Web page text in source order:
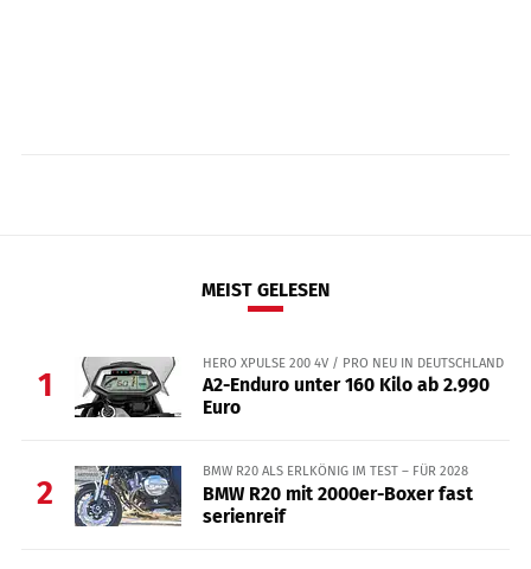
MEIST GELESEN
1
HERO XPULSE 200 4V / PRO NEU IN DEUTSCHLAND
A2-Enduro unter 160 Kilo ab 2.990
Euro
2
BMW R20 ALS ERLKÖNIG IM TEST – FÜR 2028
BMW R20 mit 2000er-Boxer fast
serienreif